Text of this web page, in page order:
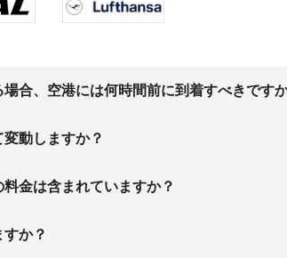
合、空港には何時間前に到着すべきです
動しますか？
金は含まれていますか？
か？